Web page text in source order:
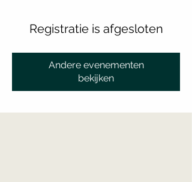
Registratie is afgesloten
Andere evenementen
bekijken